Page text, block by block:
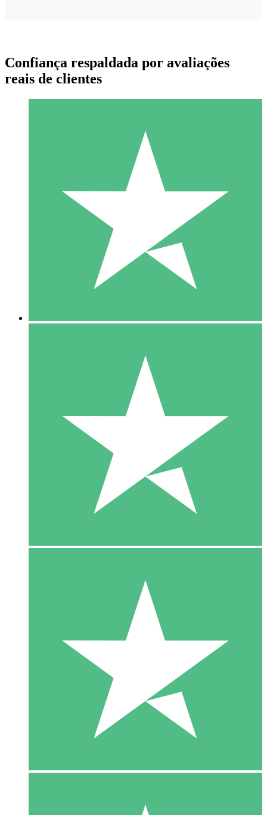
Pacotes de Créditos Individuais
Pague conforme o uso com créditos de download. Sem
1000
10 Downloads
20 00
Confiança respaldada por avaliações
reais de clientes